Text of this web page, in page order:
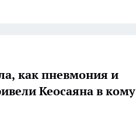
как пневмония и
Кеосаяна в кому